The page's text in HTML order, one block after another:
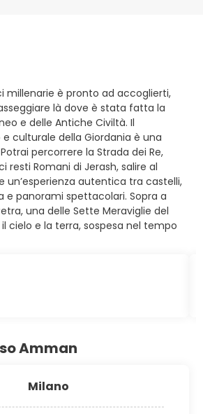
millenarie è pronto ad accoglierti,
là dove è stata fatta la
e delle Antiche Civiltà. Il
culturale della Giordania è una
percorrere la Strada dei Re,
resti Romani di Jerash, salire al
un’esperienza autentica tra castelli,
e panorami spettacolari. Sopra a
una delle Sette Meraviglie del
cielo e la terra, sospesa nel tempo
Amman
Milano